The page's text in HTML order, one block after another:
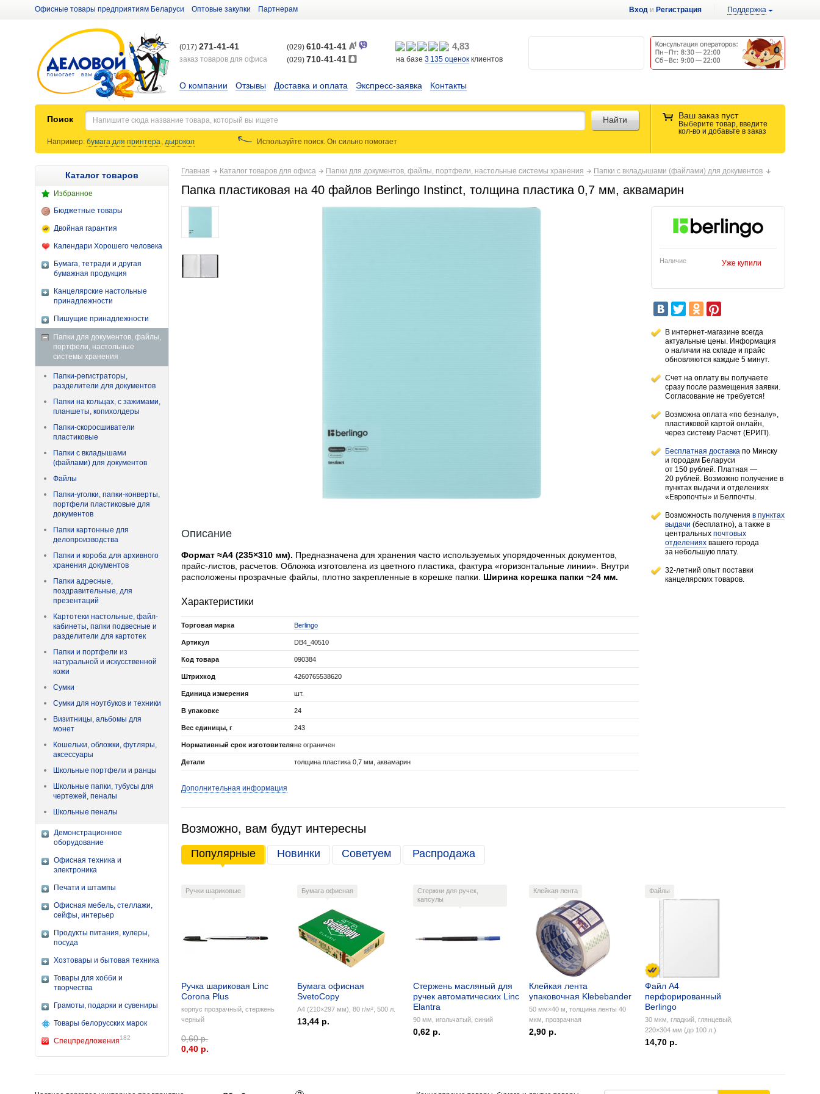
Вход и Регистрация Поддержка
Офисные товары предприятиям Беларуси Оптовые закупки Партнерам
(017) 271-41-41
заказ товаров для офиса
(029) 610-41-41
(029) 710-41-41
4,83
на базе 3 135 оценок клиентов
О компании Отзывы Доставка и оплата Экспресс-заявка Контакты
Поиск Ваш заказ пуст
Выберите товар, введите
кол-во и добавьте в заказ
Найти
Например: бумага для принтера, дырокол Используйте поиск. Он сильнопомогает
Каталог товаров
Избранное
Бюджетные товары
Двойная гарантия
Календари Хорошего человека
Бумага, тетради и другая
бумажная продукция
Канцелярские настольные
принадлежности
Пишущие принадлежности
Папки для документов, файлы,
портфели, настольные
системы хранения
Папки-регистраторы,
разделители для документов
Папки на кольцах, с зажимами,
планшеты, копихолдеры
Папки-скоросшиватели
пластиковые
Папки с вкладышами
(файлами) для документов
Файлы
Папки-уголки, папки-конверты,
портфели пластиковые для
документов
Папки картонные для
делопроизводства
Папки и короба для архивного
хранения документов
Папки адресные,
поздравительные, для
презентаций
Картотеки настольные, файл-
кабинеты, папки подвесные и
разделители для картотек
Папки и портфели из
натуральной и искусственной
кожи
Сумки
Сумки для ноутбуков и техники
Визитницы, альбомы для
монет
Кошельки, обложки, футляры,
аксессуары
Школьные портфели и ранцы
Школьные папки, тубусы для
чертежей, пеналы
Школьные пеналы
Демонстрационное
оборудование
Офисная техника и
электроника
Печати и штампы
Офисная мебель, стеллажи,
сейфы, интерьер
Продукты питания, кулеры,
посуда
Хозтовары и бытовая техника
Товары для хобби и
творчества
Грамоты, подарки и сувениры
Товары белорусских марок
Спецпредложения182
Главная Каталог товаров для офиса Папки для документов, файлы, портфели, настольные системы хранения Папки с вкладышами (файлами) для документов
Папка пластиковая на 40 файлов Berlingo Instinct, толщина пластика 0,7 мм, аквамарин
Наличие Уже купили
В интернет-магазине всегда
актуальные цены. Информация
о наличии на складе и прайс
обновляются каждые 5 минут.
Счет на оплату вы получаете
сразу после размещения заявки.
Согласование не требуется!
Возможна оплата «по безналу»,
пластиковой картой онлайн,
через систему Расчет (ЕРИП).
Бесплатная доставка по Минску
и городам Беларуси
от 150 рублей. Платная —
20 рублей. Возможно получение в
пунктах выдачи и отделениях
«Европочты» и Белпочты.
Возможность получения в пунктах
выдачи (бесплатно), а также в
центральных почтовых
отделениях вашего города
за небольшую плату.
32-летний опыт поставки
канцелярских товаров.
Описание
Формат ≈А4 (235×310 мм). Предназначена для хранения часто используемых упорядоченных документов,
прайс-листов, расчетов. Обложка изготовлена из цветного пластика, фактура «горизонтальные линии». Внутри
расположены прозрачные файлы, плотно закрепленные в корешке папки. Ширина корешка папки ~24 мм.
Характеристики
Торговая марка Berlingo
Артикул DB4_40510
Код товара 090384
Штрихкод 4260765538620
Единица измерения шт.
В упаковке 24
Вес единицы, г 243
Нормативный срок изготовителяне ограничен
Детали толщина пластика 0,7 мм, аквамарин
Дополнительная информация
Возможно, вам будут интересны
Популярные Новинки Советуем Распродажа
Ручки шариковые
Ручка шариковая Linc
Corona Plus
корпус прозрачный, стержень
черный
0,60 р.
0,40 p.
Бумага офисная
Бумага офисная
SvetoCopy
А4 (210×297 мм), 80 г/м², 500 л.
13,44 р.
Стержни для ручек,
капсулы
Стержень масляный для
ручек автоматических Linc
Elantra
90 мм, игольчатый, синий
0,62 р.
Клейкая лента
Клейкая лента
упаковочная Klebebander
50 мм×40 м, толщина ленты 40
мкм, прозрачная
2,90 р.
Файлы
Файл А4
перфорированный
Berlingo
30 мкм, гладкий, глянцевый,
220×304 мм (до 100 л.)
14,70 р.